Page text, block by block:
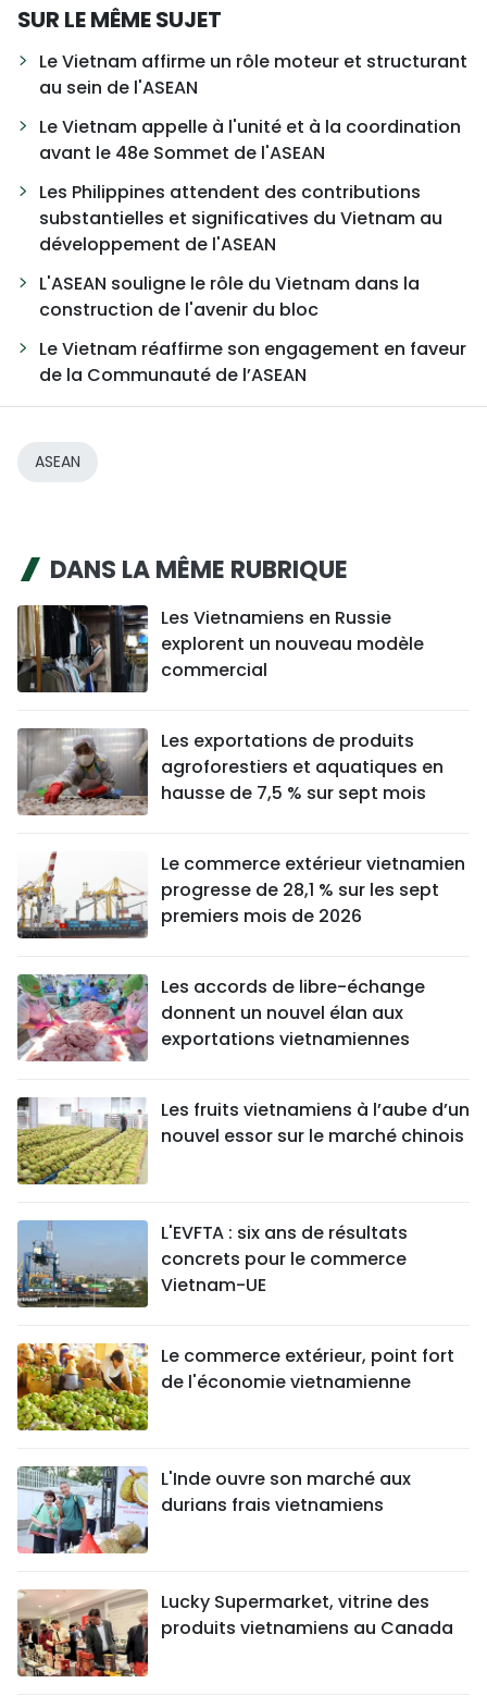
SUR LE MÊME SUJET
Le Vietnam affirme un rôle moteur et structurant
au sein de l'ASEAN
Le Vietnam appelle à l'unité et à la coordination
avant le 48e Sommet de l'ASEAN
Les Philippines attendent des contributions
substantielles et significatives du Vietnam au
développement de l'ASEAN
L'ASEAN souligne le rôle du Vietnam dans la
construction de l'avenir du bloc
Le Vietnam réaffirme son engagement en faveur
de la Communauté de l’ASEAN
ASEAN
DANS LA MÊME RUBRIQUE
Les Vietnamiens en Russie
explorent un nouveau modèle
commercial
Les exportations de produits
agroforestiers et aquatiques en
hausse de 7,5 % sur sept mois
Le commerce extérieur vietnamien
progresse de 28,1 % sur les sept
premiers mois de 2026
Les accords de libre-échange
donnent un nouvel élan aux
exportations vietnamiennes
Les fruits vietnamiens à l’aube d’un
nouvel essor sur le marché chinois
L'EVFTA : six ans de résultats
concrets pour le commerce
Vietnam-UE
Le commerce extérieur, point fort
de l'économie vietnamienne
L'Inde ouvre son marché aux
durians frais vietnamiens
Lucky Supermarket, vitrine des
produits vietnamiens au Canada